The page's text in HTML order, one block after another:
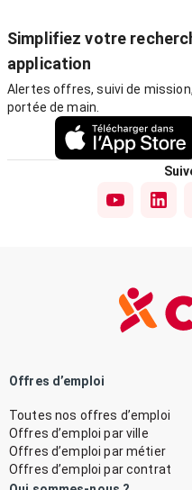
Simplifiez votre
application
Alertes offres, suivi de
portée de main.
Offres d’emploi
Toutes nos offres d’emploi
Offres d’emploi par ville
Offres d’emploi par métier
Offres d’emploi par contrat